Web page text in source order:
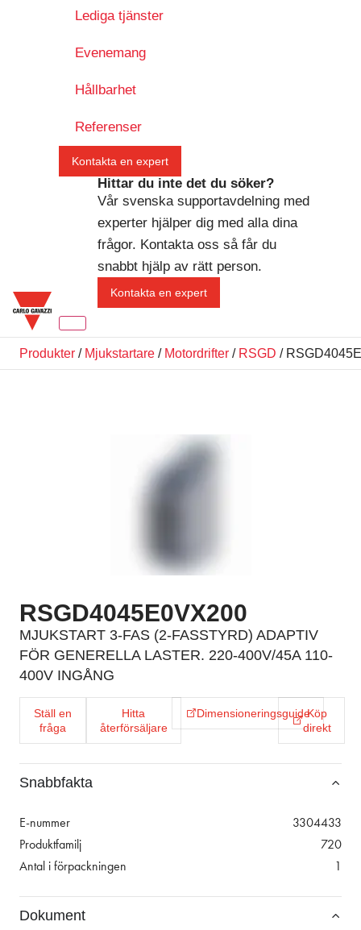
Lediga tjänster
Evenemang
Hållbarhet
Referenser
Kontakta en expert
Hittar du inte det du söker?
Vår svenska supportavdelning med
experter hjälper dig med alla dina
frågor. Kontakta oss så får du
snabbt hjälp av rätt person.
Kontakta en expert
Produkter / Mjukstartare / Motordrifter / RSGD /
RSGD4045E0VX200
MJUKSTART 3-FAS (2-FASSTYRD) ADAPTIV
FÖR GENERELLA LASTER. 220-400V/45A 110-
400V INGÅNG
Ställ en
fråga
Hitta
återförsäljare
DimensioneringsguideKöp
direkt
Snabbfakta
E-nummer
3304433
Produktfamilj
720
Antal i förpackningen
1
Dokument